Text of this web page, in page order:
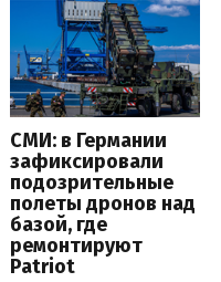
СМИ: в Германии
зафиксировали
подозрительные
полеты дронов над
базой, где
ремонтируют
Patriot